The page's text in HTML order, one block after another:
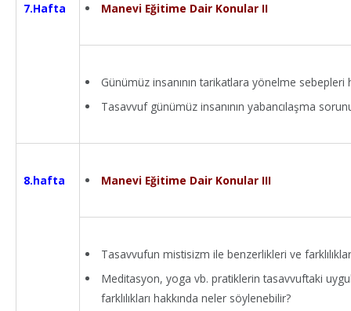
7.Hafta Manevi Eğitime Dair Konular II
Günümüz insanının tarikatlara yönelme sebepleri
Tasavvuf günümüz insanının yabancılaşma
8.hafta Manevi Eğitime Dair Konular III
Tasavvufun mistisizm ile benzerlikleri ve
Meditasyon, yoga vb. pratiklerin tasavvuftaki
farklılıkları hakkında neler söylenebilir?